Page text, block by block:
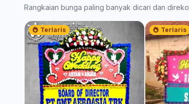
Rangkaian bunga paling banyak dicari dan
Terlaris Terlaris